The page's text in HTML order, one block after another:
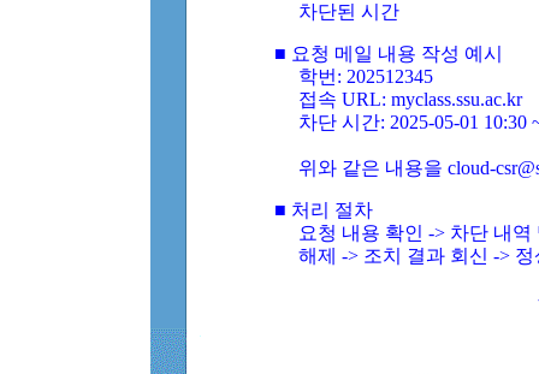
차단된 시간
■ 요청 메일 내용 작성 예시
학번: 202512345
접속 URL: myclass.ssu.ac.kr
차단 시간: 2025-05-01 10:30
위와 같은 내용을 cloud-
■ 처리 절차
요청 내용 확인 -> 차단 내
해제 -> 조치 결과 회신 ->